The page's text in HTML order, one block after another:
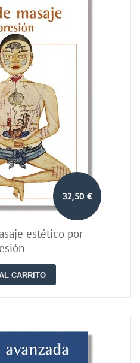
32,50 €
estético por
CARRITO